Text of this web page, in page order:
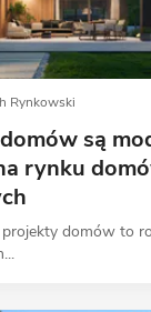
Rynkowski
są
rynku
domów to